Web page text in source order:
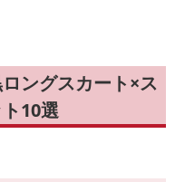
ングスカート×ス
10選